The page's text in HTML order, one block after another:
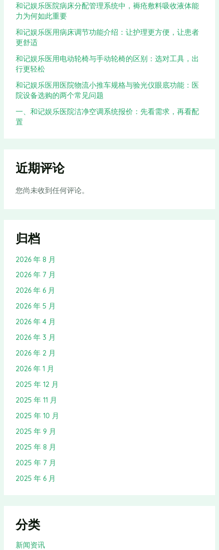
和记娱乐医院病床分配管理系统中，褥疮敷料吸收液体能
力为何如此重要
和记娱乐医用病床调节功能介绍：让护理更方便，让患者
更舒适
和记娱乐医用电动轮椅与手动轮椅的区别：选对工具，出
行更轻松
和记娱乐医用医院物流小推车规格与验光仪眼底功能：医
院设备选购的两个常见问题
一、和记娱乐医院洁净空调系统报价：先看需求，再看配
置
近期评论
您尚未收到任何评论。
归档
2026 年 8 月
2026 年 7 月
2026 年 6 月
2026 年 5 月
2026 年 4 月
2026 年 3 月
2026 年 2 月
2026 年 1 月
2025 年 12 月
2025 年 11 月
2025 年 10 月
2025 年 9 月
2025 年 8 月
2025 年 7 月
2025 年 6 月
分类
新闻资讯